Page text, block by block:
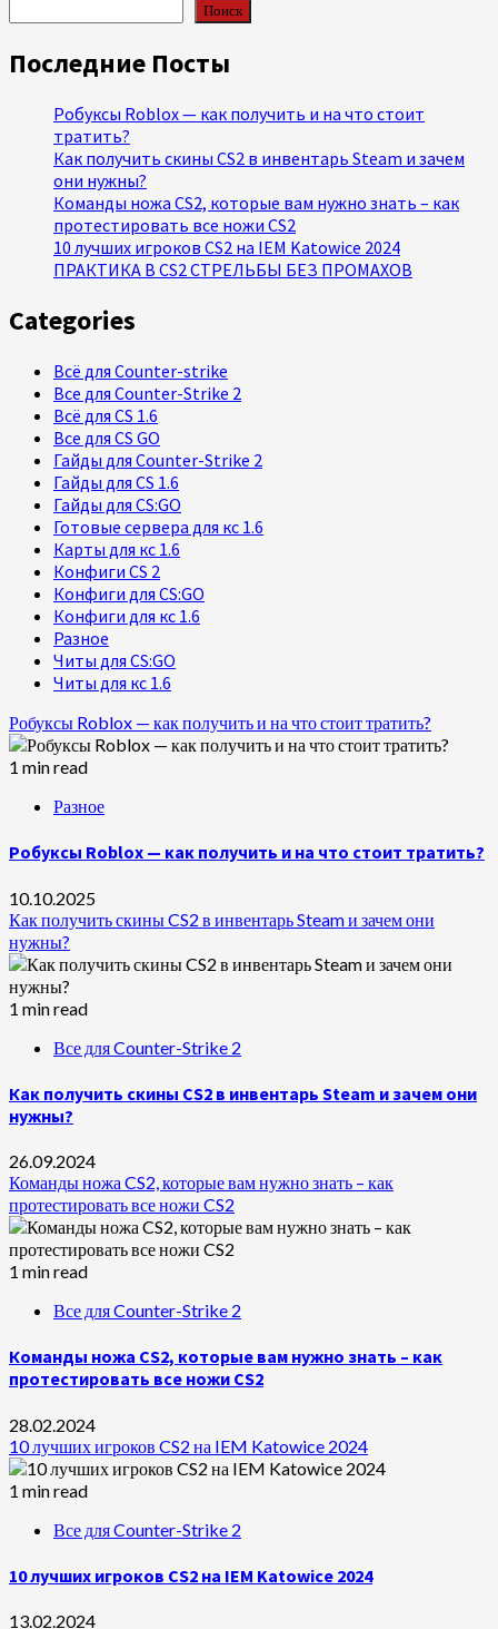
Поиск
Последние Посты
Робуксы Roblox — как получить и на что стоит
тратить?
Как получить скины CS2 в инвентарь Steam и зачем
они нужны?
Команды ножа CS2, которые вам нужно знать – как
протестировать все ножи CS2
10 лучших игроков CS2 на IEM Katowice 2024
ПРАКТИКА В CS2 СТРЕЛЬБЫ БЕЗ ПРОМАХОВ
Categories
Всё для Counter-strike
Все для Counter-Strike 2
Всё для CS 1.6
Все для CS GO
Гайды для Counter-Strike 2
Гайды для CS 1.6
Гайды для CS:GO
Готовые сервера для кс 1.6
Карты для кс 1.6
Конфиги CS 2
Конфиги для CS:GO
Конфиги для кс 1.6
Разное
Читы для CS:GO
Читы для кс 1.6
Робуксы Roblox — как получить и на что стоит тратить?
1 min read
Разное
Робуксы Roblox — как получить и на что стоит тратить?
10.10.2025
Как получить скины CS2 в инвентарь Steam и зачем они
нужны?
1 min read
Все для Counter-Strike 2
Как получить скины CS2 в инвентарь Steam и зачем они
нужны?
26.09.2024
Команды ножа CS2, которые вам нужно знать – как
протестировать все ножи CS2
1 min read
Все для Counter-Strike 2
Команды ножа CS2, которые вам нужно знать – как
протестировать все ножи CS2
28.02.2024
10 лучших игроков CS2 на IEM Katowice 2024
1 min read
Все для Counter-Strike 2
10 лучших игроков CS2 на IEM Katowice 2024
13.02.2024